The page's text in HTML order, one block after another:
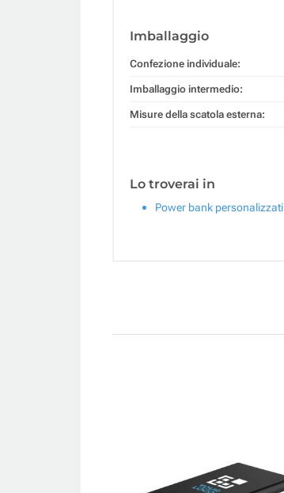
Imballaggio
Confezione individuale:
Imballaggio intermedio:
Misure della scatola esterna:
Lo troverai in
Power bank personalizzati